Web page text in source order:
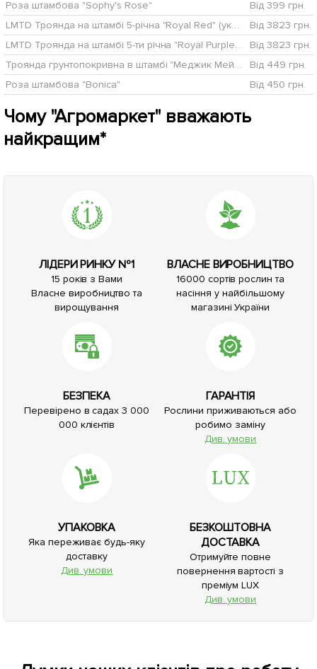
Роза штамбова "Sophy's Rose"
Від 399 грн.
LMTD Троянда на штамбі 5-річна "Royal Red" (укорінений саджанець у горщику, висота 130-150см)
Від 3823 грн.
LMTD Троянда на штамбі 5-ти річна "Royal Purple" (укорінений саджанець у горщику, висота 130-150см)
Від 3823 грн.
Троянда грунтопокривна в штамбі "Меджик Мейандекор" (саджанець класу АА +) вищий сорт NEW
Від 449 грн.
Роза штамбова "Bonica"
Від 450 грн.
Чому "Агромаркет" вважають
найкращим*
ЛІДЕРИ РИНКУ №1
15 років з Вами
Власне виробництво та
вирощування
ВЛАСНЕ ВИРОБНИЦТВО
16000 сортів рослин та
насіння у найбільшому
магазині України
БЕЗПЕКА
Перевірено в садах 3 000
000 клієнтів
ГАРАНТІЯ
Рослини приживаються або
робимо заміну
Див. умови
УПАКОВКА
Яка переживає будь-яку
доставку
Див. умови
БЕЗКОШТОВНА
ДОСТАВКА
Отримуйте повне
повернення вартості з
преміум LUX
Див. умови